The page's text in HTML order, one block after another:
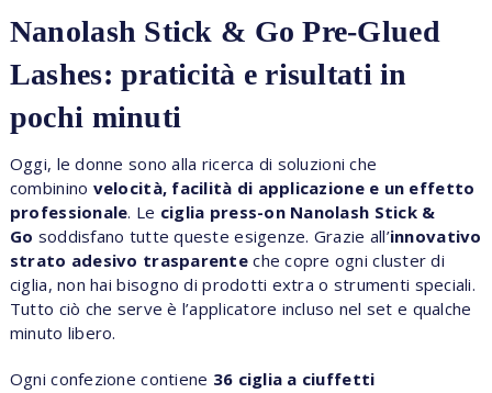
Nanolash Stick & Go Pre-Glued
Lashes: praticità e risultati in
pochi minuti
Oggi, le donne sono alla ricerca di soluzioni che
combinino velocità, facilità di applicazione e un effetto
professionale. Le ciglia press-on Nanolash Stick &
Go soddisfano tutte queste esigenze. Grazie all’innovativo
strato adesivo trasparenteche copre ogni cluster di
ciglia, non hai bisogno di prodotti extra o strumenti speciali.
Tutto ciò che serve è l’applicatore incluso nel set e qualche
minuto libero.
Ogni confezione contiene 36 ciglia a ciuffetti